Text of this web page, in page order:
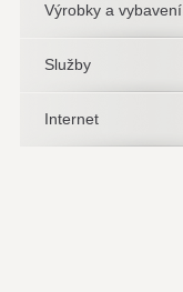
Výrobky a vybavení
Služby
Internet